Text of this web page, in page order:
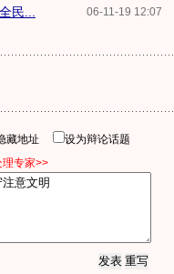
06-11-19 12:07
民...
藏地址
设为辩论话题
专家>>